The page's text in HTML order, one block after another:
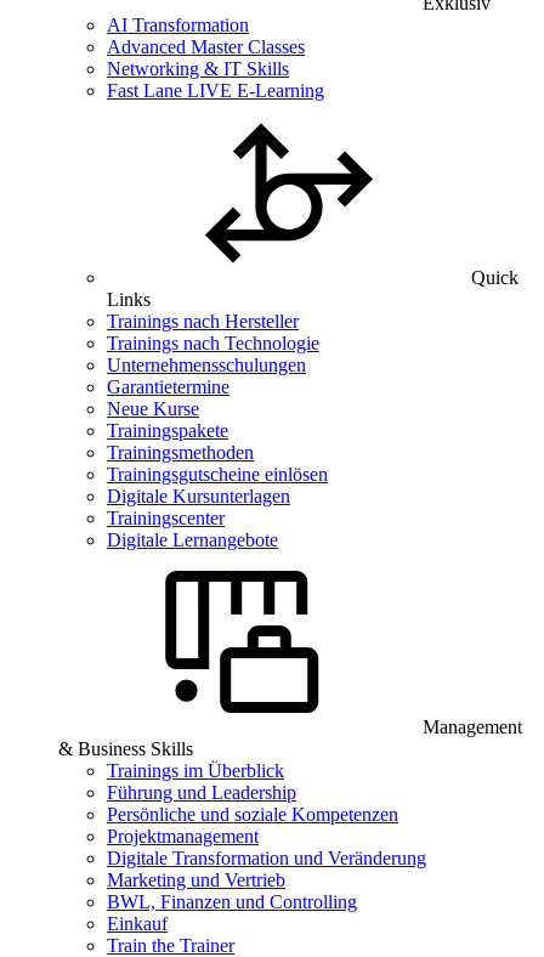
AI Transformation
Advanced Master Classes
Networking & IT Skills
Fast Lane LIVE E-Learning
Quick
Links
Trainings nach Hersteller
Trainings nach Technologie
Unternehmensschulungen
Garantietermine
Neue Kurse
Trainingspakete
Trainingsmethoden
Trainingsgutscheine einlösen
Digitale Kursunterlagen
Trainingscenter
Digitale Lernangebote
Management
& Business Skills
Trainings im Überblick
Führung und Leadership
Persönliche und soziale Kompetenzen
Projektmanagement
Digitale Transformation und Veränderung
Marketing und Vertrieb
BWL, Finanzen und Controlling
Einkauf
Train the Trainer